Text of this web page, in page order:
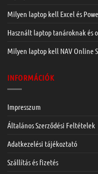
Milyen laptop kell Excel és
Használt laptop tanároknak és
Milyen laptop kell NAV Online
INFORMÁCIÓK
Impresszum
Általános Szerződési Feltételek
Adatkezelési tájékoztató
Szállítás és fizetés